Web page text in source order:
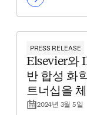
PRESS RELEASE
Elsevier와
반 합성 화
트너십을
2024년 3월 5일